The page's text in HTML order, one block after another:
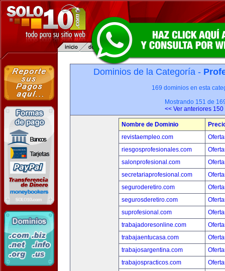
Dominios de la Categoría -
169 dominios en esta
Mostrando 151 de
<< Ver anteriores 150
Nombre de Dominio
revistaempleo.com
riesgosprofesionales.com
salonprofesional.com
secretariaprofesional.com
seguroderetiro.com
segurosderetiro.com
suprofesional.com
trabajadoresonline.com
trabajaentucasa.com
trabajosargentina.com
trabajospracticos.com